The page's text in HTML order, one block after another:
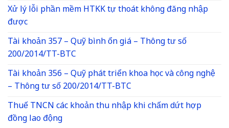
Xử lý lỗi phần mềm HTKK tự thoát không đăng nhập
được
Tài khoản 357 – Quỹ bình ổn giá – Thông tư số
200/2014/TT-BTC
Tài khoản 356 – Quỹ phát triển khoa học và công nghệ
– Thông tư số 200/2014/TT-BTC
Thuế TNCN các khoản thu nhập khi chấm dứt hợp
đồng lao động